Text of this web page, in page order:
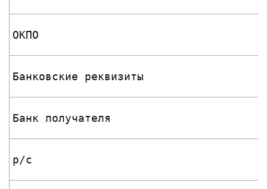
ОКПО
Банковские реквизиты
Банк получателя
р/с